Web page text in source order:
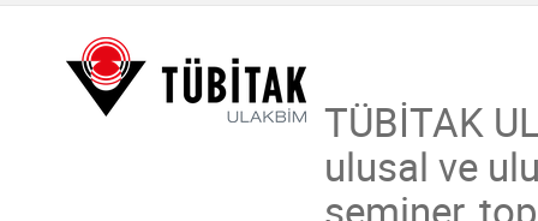
TÜBİTAK
ulusal ve